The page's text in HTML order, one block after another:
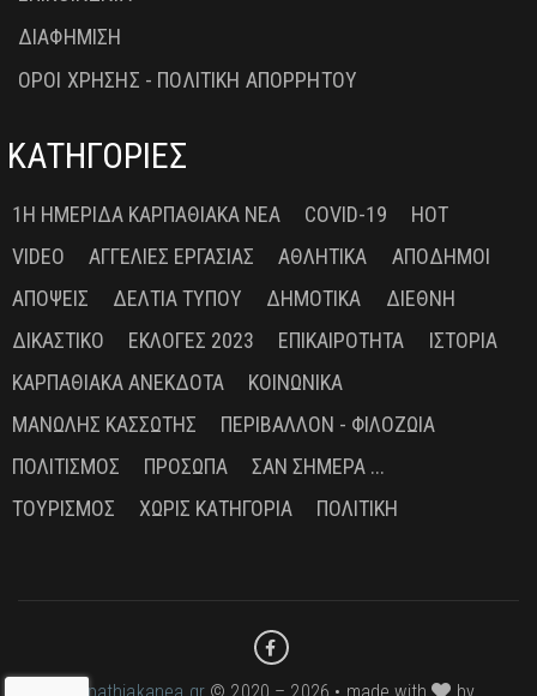
ΔΙΑΦΗΜΙΣΗ
ΟΡΟΙ ΧΡΗΣΗΣ - ΠΟΛΙΤΙΚΗ ΑΠΟΡΡΗΤΟΥ
ΚΑΤΗΓΟΡΙΕΣ
1Η ΗΜΕΡΊΔΑ ΚΑΡΠΑΘΙΑΚΆ ΝΈΑ COVID-19
HOT
VIDEO
ΑΓΓΕΛΊΕΣ ΕΡΓΑΣΊΑΣ ΑΘΛΗΤΙΚΆ
ΑΠΌΔΗΜΟΙ
ΑΠΌΨΕΙΣ
ΔΕΛΤΊΑ ΤΎΠΟΥ ΔΗΜΟΤΙΚΆ
ΔΙΕΘΝΉ
ΔΙΚΑΣΤΙΚΌ
ΕΚΛΟΓΈΣ 2023 ΕΠΙΚΑΙΡΌΤΗΤΑ
ΙΣΤΟΡΊΑ
ΚΑΡΠΑΘΙΑΚΆ ΑΝΈΚΔΟΤΑ
ΚΟΙΝΩΝΙΚΆ
ΜΑΝΏΛΗΣ ΚΑΣΣΏΤΗΣ
ΠΕΡΙΒΆΛΛΟΝ - ΦΙΛΟΖΩΊΑ
ΠΟΛΙΤΙΣΜΌΣ
ΠΡΌΣΩΠΑ
ΣΑΝ ΣΉΜΕΡΑ ...
ΤΟΥΡΙΣΜΌΣ
ΧΩΡΊΣ ΚΑΤΗΓΟΡΊΑ ΠΟΛΙΤΙΚΉ